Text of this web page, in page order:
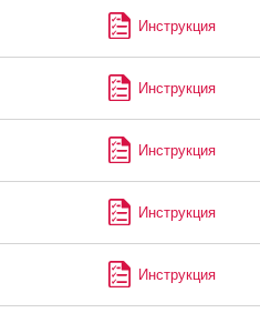
Инструкция
Инструкция
Инструкция
Инструкция
Инструкция